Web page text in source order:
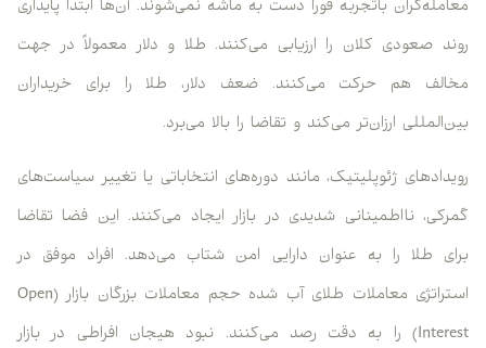
معامله‌گران باتجربه فورا دست به ماشه نمی‌شوند. آن‌ها ابتدا پایداری
روند صعودی کلان را ارزیابی می‌کنند. طلا و دلار معمولاً در جهت
مخالف هم حرکت می‌کنند. ضعف دلار، طلا را برای خریداران
بین‌المللی ارزان‌تر می‌کند و تقاضا را بالا می‌برد.
رویدادهای ژئوپلیتیک، مانند دوره‌های انتخاباتی یا تغییر سیاست‌های
گمرکی، نااطمینانی شدیدی در بازار ایجاد می‌کنند. این فضا تقاضا
برای طلا را به عنوان دارایی امن شتاب می‌دهد. افراد موفق در
استراتژی معاملات طلای آب شده حجم معاملات بزرگان بازار (Open
Interest) را به دقت رصد می‌کنند. نبود هیجان افراطی در بازار